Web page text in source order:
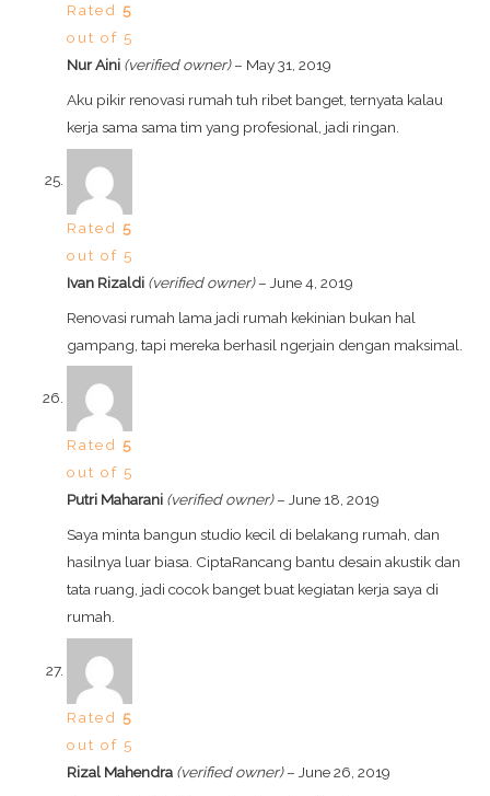
Rated5
out of 5
Nur Aini (verified owner) – May 31, 2019
Aku pikir renovasi rumah tuh ribet banget, ternyata kalau
kerja sama sama tim yang profesional, jadi ringan.
Rated5
out of 5
Ivan Rizaldi (verified owner) – June 4, 2019
Renovasi rumah lama jadi rumah kekinian bukan hal
gampang, tapi mereka berhasil ngerjain dengan maksimal.
Rated5
out of 5
Putri Maharani (verified owner) – June 18, 2019
Saya minta bangun studio kecil di belakang rumah, dan
hasilnya luar biasa. CiptaRancang bantu desain akustik dan
tata ruang, jadi cocok banget buat kegiatan kerja saya di
rumah.
Rated5
out of 5
Rizal Mahendra (verified owner) – June 26, 2019